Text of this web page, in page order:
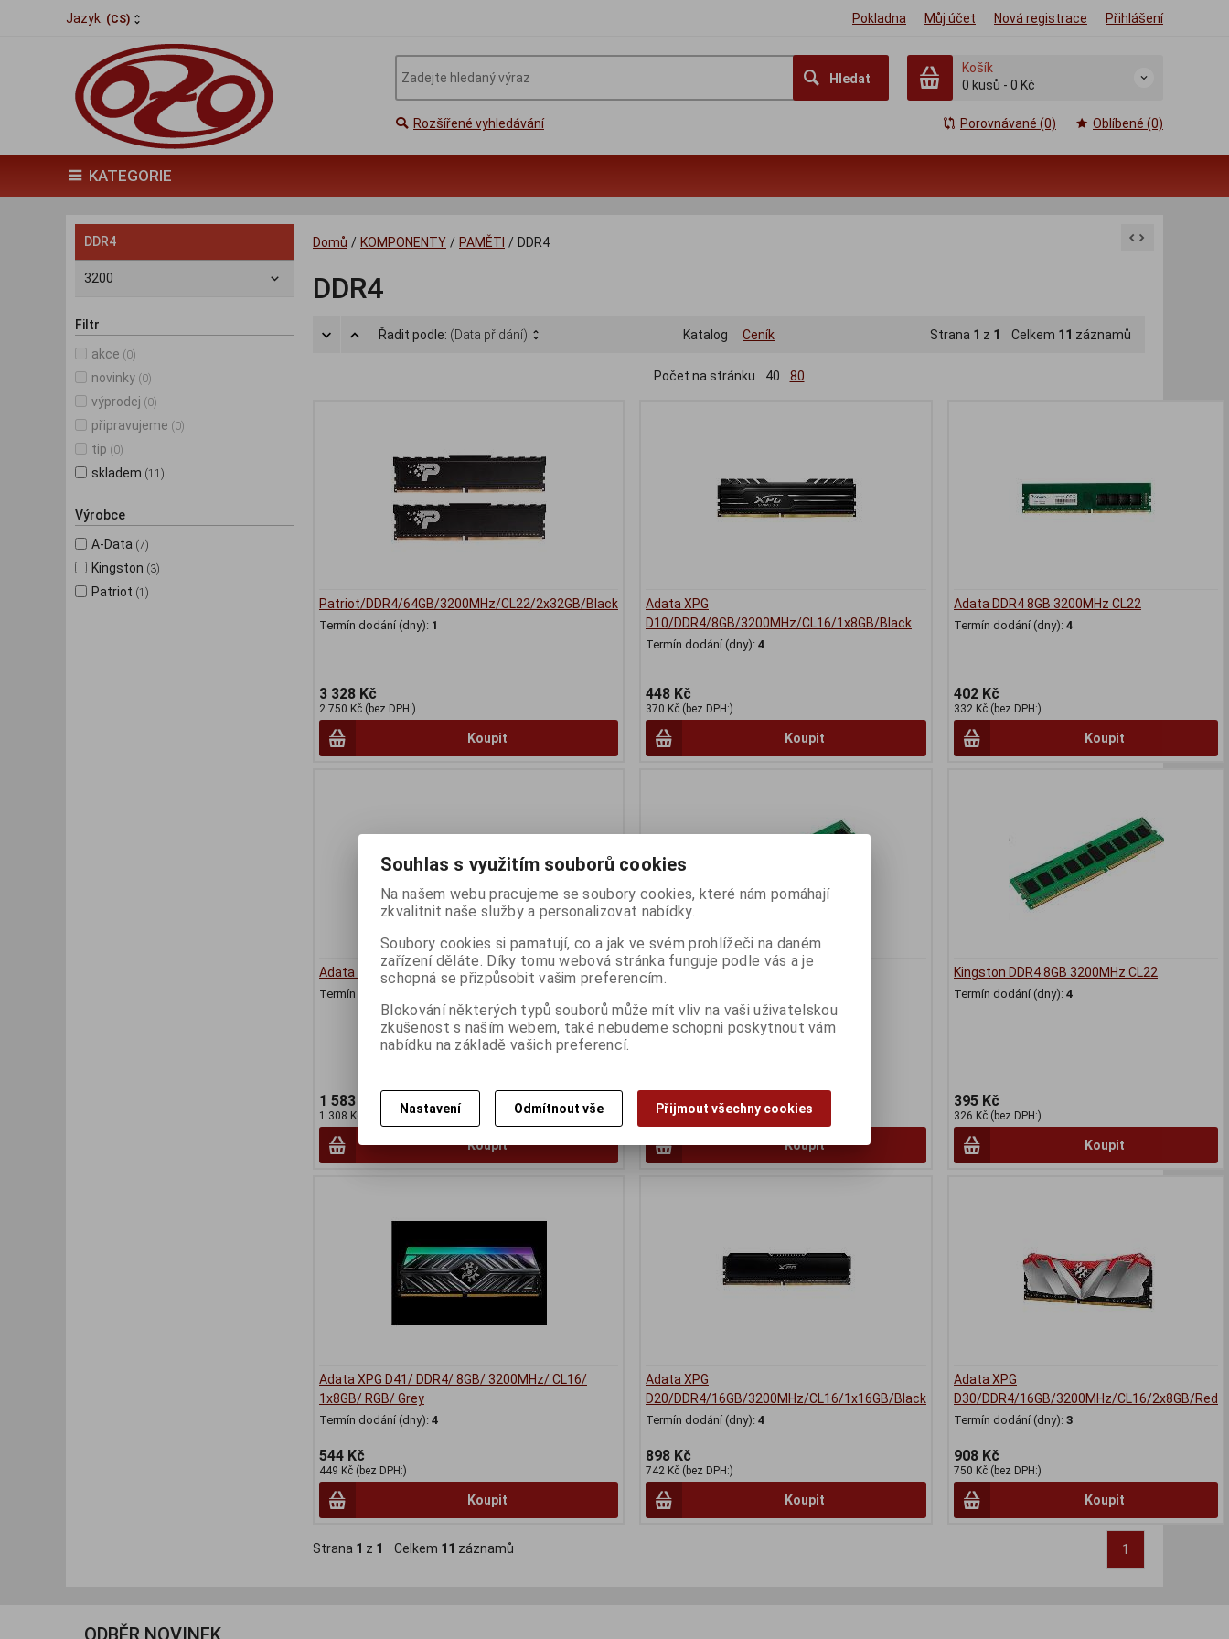
Jazyk: (CS) Pokladna Můj účet Nová registrace Přihlášení
Hledat
Košík
0 kusů - 0 Kč
Rozšířené vyhledávání Porovnávané (0) Oblíbené (0)
KATEGORIE
DDR4
3200
Filtr
akce (0)
novinky (0)
výprodej (0)
připravujeme (0)
tip (0)
skladem (11)
Výrobce
A-Data (7)
Kingston (3)
Patriot (1)
Domů / KOMPONENTY / PAMĚTI / DDR4
DDR4
Řadit podle: (Data přidání) Katalog Ceník Strana 1 z 1 Celkem 11 záznamů
Počet na stránku 40 80
Patriot/DDR4/64GB/3200MHz/CL22/2x32GB/Black
Termín dodání (dny): 1
3 328 Kč
2 750 Kč (bez DPH:)
Koupit
Adata XPG
D10/DDR4/8GB/3200MHz/CL16/1x8GB/Black
Termín dodání (dny): 4
448 Kč
370 Kč (bez DPH:)
Koupit
Adata DDR4 8GB 3200MHz CL22
Termín dodání (dny): 4
402 Kč
332 Kč (bez DPH:)
Koupit
Adata DDR4 32GB 3200MHz CL22
Termín dodání (dny):
1 583 Kč
1 308 Kč (bez DPH:)
Koupit
Kingston DDR4 4GB 3200MHz CL22
406 Kč
335 Kč (bez DPH:)
Koupit
Kingston DDR4 8GB 3200MHz CL22
Termín dodání (dny): 4
395 Kč
326 Kč (bez DPH:)
Koupit
Adata XPG D41/ DDR4/ 8GB/ 3200MHz/ CL16/
1x8GB/ RGB/ Grey
Termín dodání (dny): 4
544 Kč
449 Kč (bez DPH:)
Koupit
Adata XPG
D20/DDR4/16GB/3200MHz/CL16/1x16GB/Black
Termín dodání (dny): 4
898 Kč
742 Kč (bez DPH:)
Koupit
Adata XPG
D30/DDR4/16GB/3200MHz/CL16/2x8GB/Red
Termín dodání (dny): 3
908 Kč
750 Kč (bez DPH:)
Koupit
Strana 1 z 1 Celkem 11 záznamů 1
ODBĚR NOVINEK
Souhlas s využitím souborů cookies
Na našem webu pracujeme se soubory cookies, které nám pomáhají
zkvalitnit naše služby a personalizovat nabídky.
Soubory cookies si pamatují, co a jak ve svém prohlížeči na daném
zařízení děláte. Díky tomu webová stránka funguje podle vás a je
schopná se přizpůsobit vašim preferencím.
Blokování některých typů souborů může mít vliv na vaši uživatelskou
zkušenost s naším webem, také nebudeme schopni poskytnout vám
nabídku na základě vašich preferencí.
Nastavení Odmítnout vše Přijmout všechny cookies